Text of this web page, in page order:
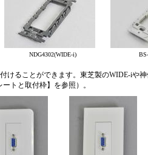
NDG4302(WIDE-i)
けることができます。東芝製のWIDE-iや
トと取付枠】を参照）。